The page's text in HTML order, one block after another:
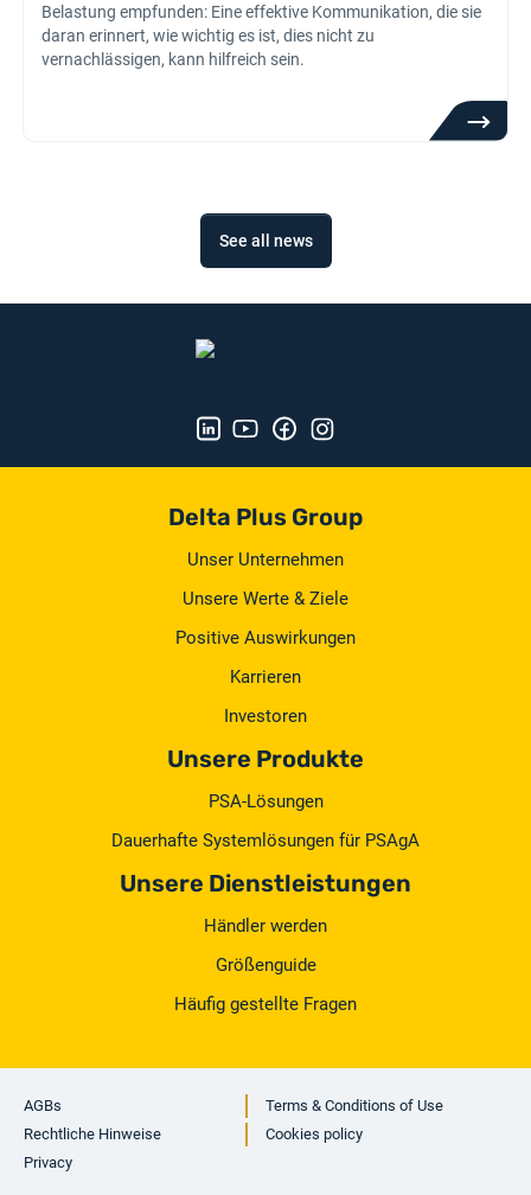
Belastung empfunden: Eine effektive Kommunikation, die sie
daran erinnert, wie wichtig es ist, dies nicht zu
vernachlässigen, kann hilfreich sein.
See all news
Delta Plus Group
Unser Unternehmen
Unsere Werte & Ziele
Positive Auswirkungen
Karrieren
Investoren
Unsere Produkte
PSA-Lösungen
Dauerhafte Systemlösungen für PSAgA
Unsere Dienstleistungen
Händler werden
Größenguide
Häufig gestellte Fragen
AGBs
Terms & Conditions of Use
Rechtliche Hinweise
Cookies policy
Privacy